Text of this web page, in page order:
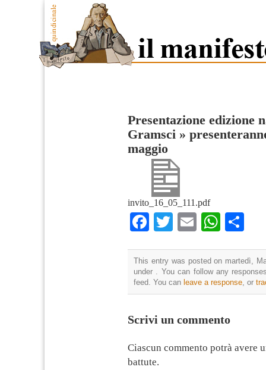
Presentazione edizione
Gramsci »
maggio
invito_16_05_111.pdf
Facebook
TwitterEmail
This entry was posted on martedì,
under . You can follow any
feed. You can leave a response, or
Scrivi un commento
Ciascun commento potrà avere
battute.